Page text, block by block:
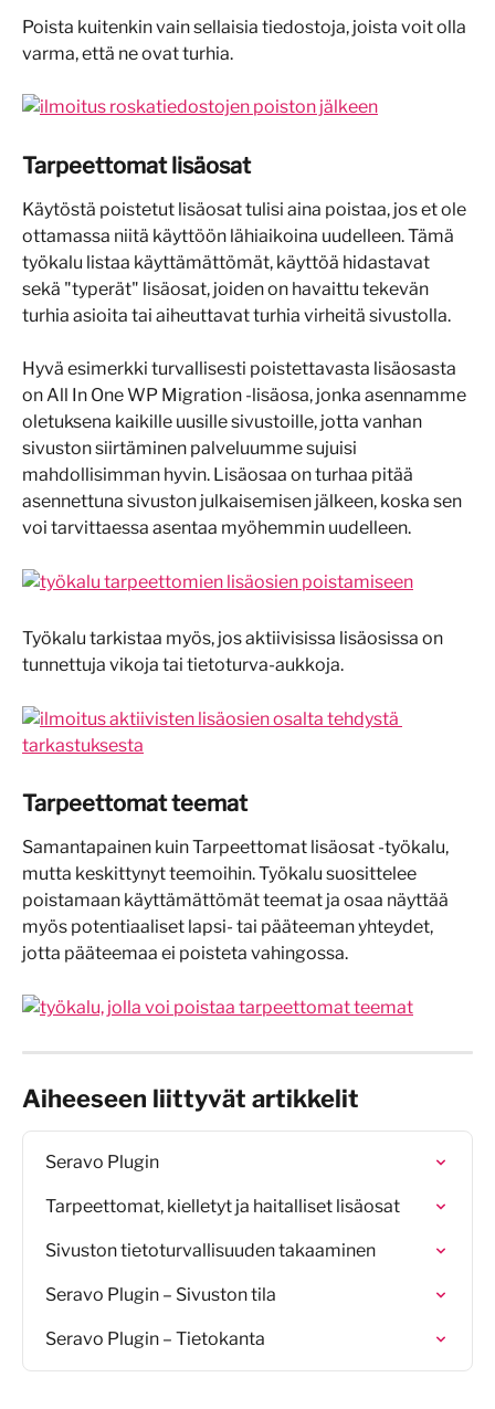
Poista kuitenkin vain sellaisia tiedostoja, joista voit olla
varma, että ne ovat turhia.
Tarpeettomat lisäosat
Käytöstä poistetut lisäosat tulisi aina poistaa, jos et ole
ottamassa niitä käyttöön lähiaikoina uudelleen. Tämä
työkalu listaa käyttämättömät, käyttöä hidastavat
sekä "typerät" lisäosat, joiden on havaittu tekevän
turhia asioita tai aiheuttavat turhia virheitä sivustolla.
Hyvä esimerkki turvallisesti poistettavasta lisäosasta
on All In One WP Migration -lisäosa, jonka asennamme
oletuksena kaikille uusille sivustoille, jotta vanhan
sivuston siirtäminen palveluumme sujuisi
mahdollisimman hyvin. Lisäosaa on turhaa pitää
asennettuna sivuston julkaisemisen jälkeen, koska sen
voi tarvittaessa asentaa myöhemmin uudelleen.
Työkalu tarkistaa myös, jos aktiivisissa lisäosissa on
tunnettuja vikoja tai tietoturva-aukkoja.
Tarpeettomat teemat
Samantapainen kuin Tarpeettomat lisäosat -työkalu,
mutta keskittynyt teemoihin. Työkalu suosittelee
poistamaan käyttämättömät teemat ja osaa näyttää
myös potentiaaliset lapsi- tai pääteeman yhteydet,
jotta pääteemaa ei poisteta vahingossa.
Aiheeseen liittyvät artikkelit
Seravo Plugin
Tarpeettomat, kielletyt ja haitalliset lisäosat
Sivuston tietoturvallisuuden takaaminen
Seravo Plugin – Sivuston tila
Seravo Plugin – Tietokanta